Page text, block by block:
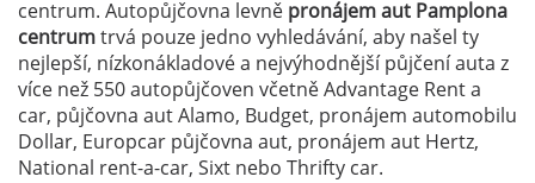
centrum. Autopůjčovna levně pronájem aut Pamplona
centrumtrvá pouze jedno vyhledávání, aby našel ty
nejlepší, nízkonákladové a nejvýhodnější půjčení auta z
více než 550 autopůjčoven včetně Advantage Rent a
car, půjčovna aut Alamo, Budget, pronájem automobilu
Dollar, Europcar půjčovna aut, pronájem aut Hertz,
National rent-a-car, Sixt nebo Thrifty car.